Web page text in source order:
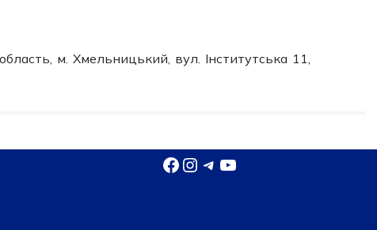
м. Хмельницький, вул. Інститутська 11,